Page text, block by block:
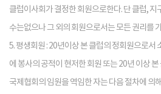
클럽이사회가 결정한 회원으로한다. 단 클럽,
수는없으나 그 외의 회원으로서는 모든 권리를
5. 평생회원 : 20년이상 본 클럽의 정회원으로서
에 봉사의 공적이 현저한 회원 또는 20년 이상
국제협회의 임원을 역임한 자는 다음 절차에 의